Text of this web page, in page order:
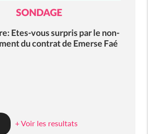
SONDAGE
Etes-vous surpris par le non-
du contrat de Emerse Faé
+ Voir les resultats